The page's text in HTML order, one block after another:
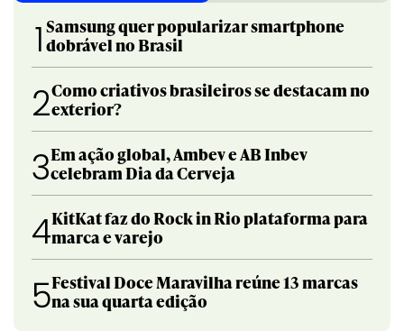
1 Samsung quer popularizar smartphone
dobrável no Brasil
2Como criativos brasileiros se destacam no
exterior?
3Em ação global, Ambev e AB Inbev
celebram Dia da Cerveja
4KitKat faz do Rock in Rio plataforma para
marca e varejo
5Festival Doce Maravilha reúne 13 marcas
na sua quarta edição